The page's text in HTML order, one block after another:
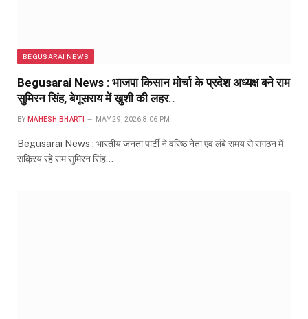
BEGUSARAI NEWS
Begusarai News : भाजपा किसान मोर्चा के प्रदेश अध्यक्ष बने राम
सुमिरन सिंह, बेगूसराय में खुशी की लहर..
BY MAHESH BHARTI MAY 29, 2026 8:06 PM
Begusarai News : भारतीय जनता पार्टी ने वरिष्ठ नेता एवं लंबे समय से संगठन में
सक्रिय रहे राम सुमिरन सिंह…